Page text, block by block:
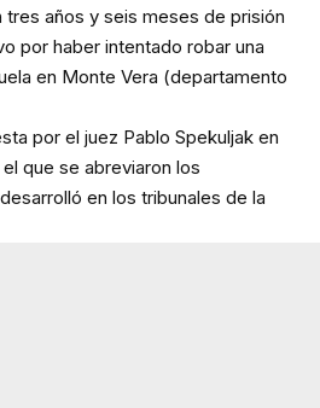
años y seis meses de prisión
por haber intentado robar una
en Monte Vera (departamento
por el juez Pablo Spekuljak en
que se abreviaron los
en los tribunales de la